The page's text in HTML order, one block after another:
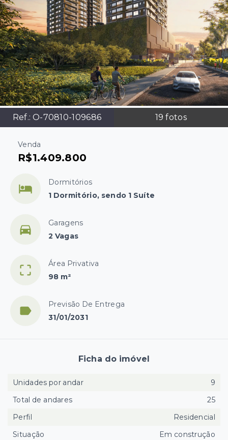
Ref.: O-70810-109686 19 fotos
Venda
R$1.409.800
Dormitórios
1 Dormitório, sendo 1 Suíte
Garagens
2 Vagas
Área Privativa
98 m²
Previsão De Entrega
31/01/2031
Ficha do imóvel
Unidades por andar
9
Total de andares
25
Perfil
Residencial
Situação
Em construção